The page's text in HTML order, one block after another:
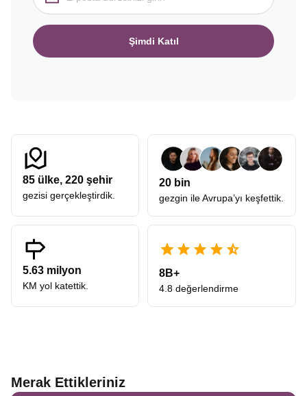
Şimdi Katıl
85 ülke, 220 şehir
gezisi gerçekleştirdik.
20 bin
gezgin ile Avrupa’yı keşfettik.
5.63 milyon
KM yol katettik.
8B+
4.8 değerlendirme
Merak Ettikleriniz